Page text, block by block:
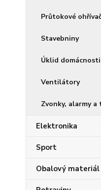
Průtokové
Stavebniny
Úklid domácnosti
Ventilátory
Zvonky, alarmy a
Elektronika
Sport
Obalový materiál